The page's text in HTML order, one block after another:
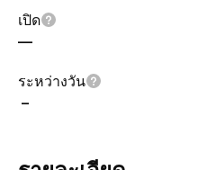
เปิด
—
ระหว่างวัน
–